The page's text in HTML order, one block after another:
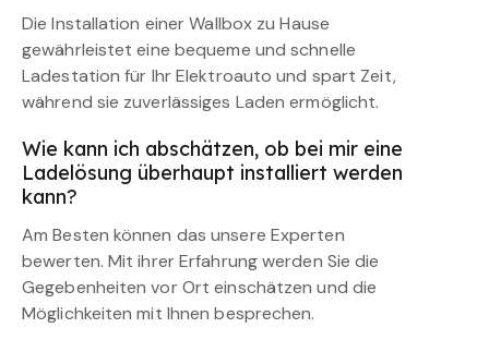
Die Installation einer Wallbox zu Hause
gewährleistet eine bequeme und schnelle
Ladestation für Ihr Elektroauto und spart Zeit,
während sie zuverlässiges Laden ermöglicht.
Wie kann ich abschätzen, ob bei mir eine
Ladelösung überhaupt installiert werden
kann?
Am Besten können das unsere Experten
bewerten. Mit ihrer Erfahrung werden Sie die
Gegebenheiten vor Ort einschätzen und die
Möglichkeiten mit Ihnen besprechen.